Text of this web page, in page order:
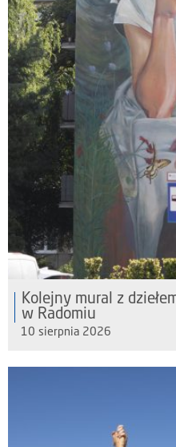
Kolejny mural z
w Radomiu
10 sierpnia 2026